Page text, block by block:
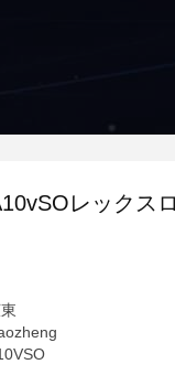
レックス